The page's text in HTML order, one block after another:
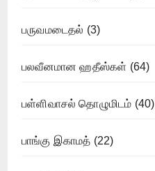
பருவமடைதல் (3)
பலவீனமான ஹதீஸ்கள் (64)
பள்ளிவாசல் தொழுமிடம் (40)
பாங்கு இகாமத் (22)